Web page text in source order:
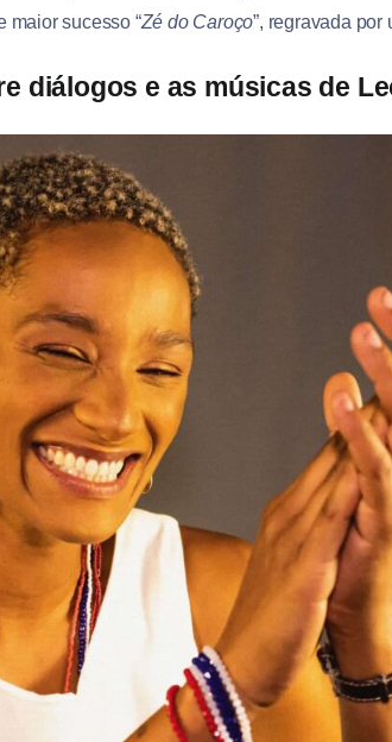
maior sucesso “Zé do Caroço”, regravada por
diálogos e as músicas de